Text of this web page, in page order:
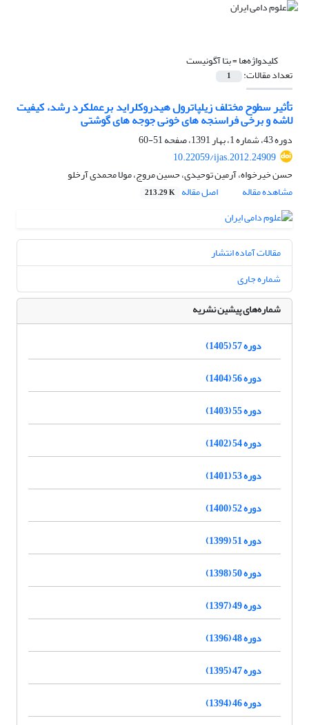
کلیدواژه‌ها =بتا آگونیست
تعداد مقالات: 1
تأثیر سطوح مختلف زیلپاترول هیدروکلراید برعملکرد رشد، کیفیت
لاشه و برخی فراسنجه های خونی جوجه های گوشتی
دوره 43، شماره 1، بهار 1391، صفحه
51-60
10.22059/ijas.2012.24909
حسن خیرخواه، آرمین توحیدی، حسین مروج، مولا محمدی آرخلو
مشاهده مقاله
اصل مقاله 213.29 K
مقالات آماده انتشار
شماره جاری
شماره‌های پیشین نشریه
دوره 57 (1405)
دوره 56 (1404)
دوره 55 (1403)
دوره 54 (1402)
دوره 53 (1401)
دوره 52 (1400)
دوره 51 (1399)
دوره 50 (1398)
دوره 49 (1397)
دوره 48 (1396)
دوره 47 (1395)
دوره 46 (1394)